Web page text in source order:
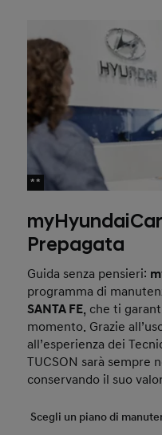
**
Prepagata
Guida senza pensieri:
programma di
SANTA FE, che ti
momento. Grazie
all’esperienza dei
TUCSON sarà sempre
conservando il suo
Scegli un piano di